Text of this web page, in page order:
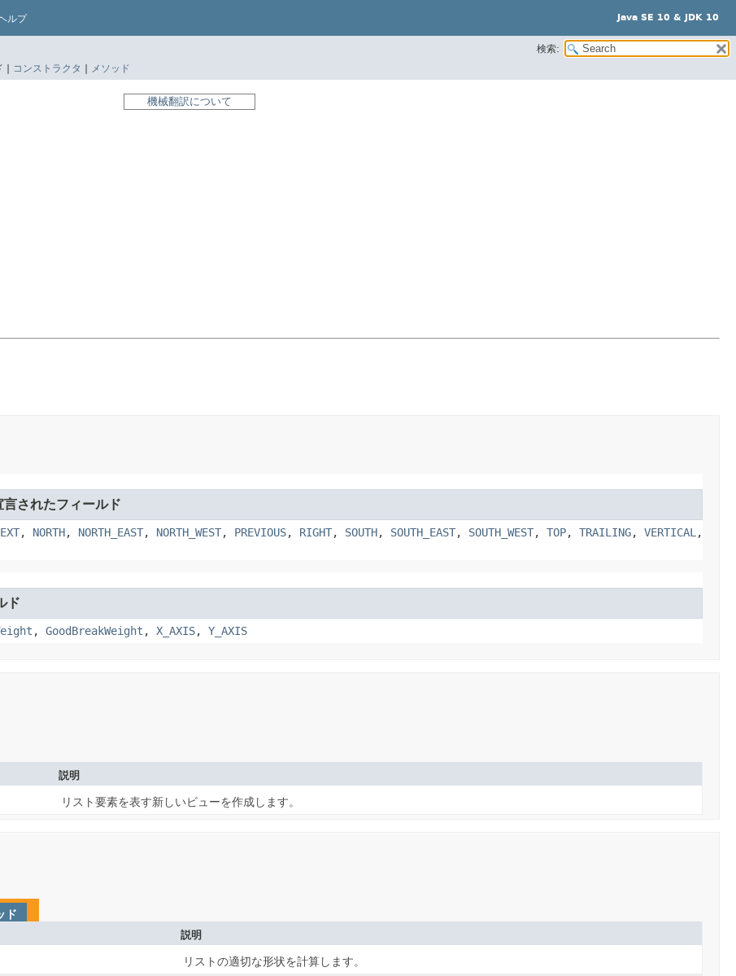
ルプ Java SE 10 & JDK 10
検索:
| コンストラクタ | メソッド
機械翻訳について
言されたフィールド
, NORTH, NORTH_EAST, NORTH_WEST, PREVIOUS, RIGHT, SOUTH, SOUTH_EAST, SOUTH_WEST, TOP, TRAILING, VERTICAL,
ド
, GoodBreakWeight , X_AXIS, Y_AXIS
説明
リスト要素を表す新しいビューを作成します。
ド
説明
リストの適切な形状を計算します。